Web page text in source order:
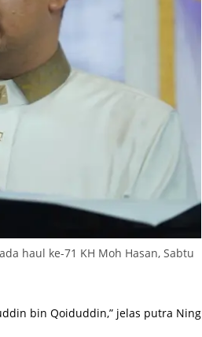
haul ke-71 KH Moh Hasan, Sabtu
bin Qoiduddin,” jelas putra Ning